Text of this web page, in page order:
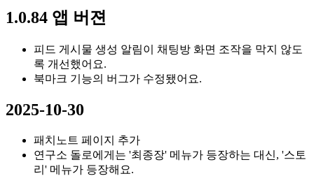
1.0.84 앱 버젼
피드 게시물 생성 알림이 채팅방 화면 조작을 막지 않도
록 개선했어요.
북마크 기능의 버그가 수정됐어요.
2025-10-30
패치노트 페이지 추가
연구소 돌로에게는 '최종장' 메뉴가 등장하는 대신, '스토
리' 메뉴가 등장해요.